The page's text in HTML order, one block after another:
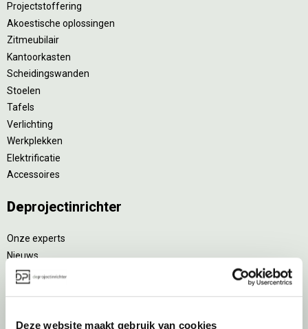
Deze website maakt gebruik van cookies
Projectstoffering
Akoestische oplossingen
Zitmeubilair
Kantoorkasten
Scheidingswanden
Stoelen
Tafels
Verlichting
Werkplekken
Elektrificatie
Accessoires
Deprojectinrichter
Onze experts
Nieuws
Vacatures
Inventarisatiefase